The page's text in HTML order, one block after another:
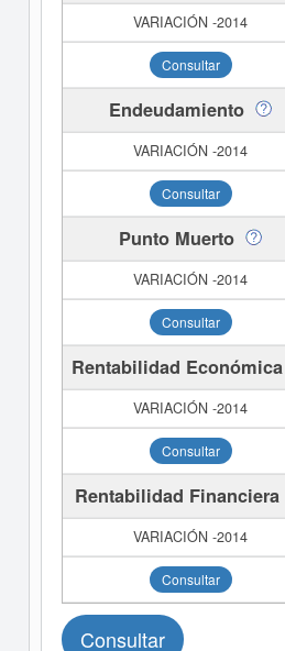
Consultar
Endeudamiento
Consultar
Punto Muerto
Consultar
Rentabilidad Económica
Consultar
Rentabilidad Financiera
Consultar
Consultar